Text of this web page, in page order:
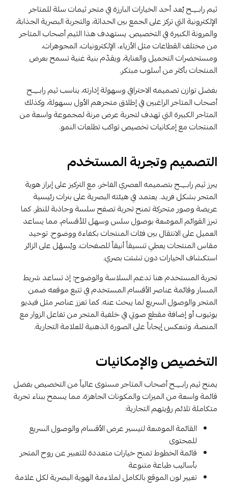
ثيم رابـــِــح يُعد أحد الخيارات البارزة في متجر ثيمات سلة للمتاجر
الإلكترونية التي تركز على الجمع بين الحداثة، والتجربة البصرية الجذابة،
والمرونة الكبيرة في التخصيص. يستهدف هذا الثيم أصحاب المتاجر
من مختلف القطاعات مثل الأزياء، الإلكترونيات، المجوهرات،
ومستحضرات التجميل والعناية، ويقدّم بنية غنية تسمح بعرض
المنتجات بأكثر من أسلوب مبتكر.
بفضل توازن تصميمه الاحترافي وسهولة إدارته، يناسب ثيم رابـــِــح
أصحاب المتاجر الراغبين في إطلاق متجرهم الأول بسهولة، وكذلك
المتاجر الكبيرة التي تهدف لتجربة عرض مرنة لمجموعة واسعة من
المنتجات مع إمكانيات تخصيص تواكب تطلعات النمو.
التصميم وتجربة المستخدم
يبرز ثيم رابـــِــح بتصميمه العصري الفاخر، مع التركيز على إبراز هوية
المتجر بشكل فريد. يعتمد في هيئته البصرية على بنرات رئيسية
عريضة وصور متحركة تمنح تجربة تصفح سلسة وجاذبة للنظر. كما
تبرز القوائم الموسّعة بوصول سلس وسهل للأقسام، مما يساعد
العميل على الانتقال بين فئات المنتجات بكفاءة ووضوح. توحيد
مقاس المنتجات يعطي تنسيقاً أنيقاً للصفحات، ويُسهّل على الزائر
استكشاف الخيارات دون تشتت بصري.
تجربة المستخدم هنا تدعم السلاسة والوضوح؛ إذ تساعد شريط
المسار وقائمة عناصر الأقسام المستخدم في تتبع موقعه ضمن
المتجر والوصول السريع لما يبحث عنه. كما تعزز عناصر مثل فيديو
يوتيوب أو إضافة مقطع صوتي في خلفية المتجر من تفاعل الزوار مع
المنصة، وتنعكس إيجاباً على الصورة الذهنية للعلامة التجارية.
التخصيص والإمكانيات
يمنح ثيم رابـــِــح أصحاب المتاجر مستوى عالياً من التخصيص بفضل
قائمة واسعة من الميزات والمكونات الجاهزة، مما يسمح ببناء تجربة
متكاملة تلائم رؤيتهم التجارية:
القائمة الموسّعة لتيسير عرض الأقسام والوصول السريع
للمحتوى
قائمة الخطوط تمنح خيارات متعددة للتعبير عن روح المتجر
بأساليب طباعة متنوعة
تغيير لون الموقع بالكامل لملاءمة الهوية البصرية لكل علامة